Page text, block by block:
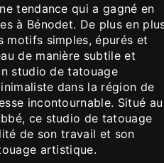
tendance qui a gagné en
à Bénodet. De plus en
motifs simples, épurés et
de manière subtile et
studio de tatouage
dans la région de
incontournable. Situé au
ce studio de tatouage
de son travail et son
artistique.